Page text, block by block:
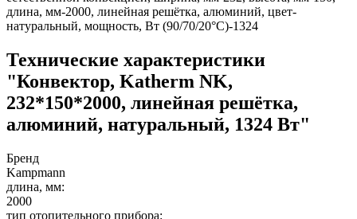
длина, мм-2000, линейная решётка, алюминий, цвет-
натуральный, мощность, Вт (90/70/20°C)-1324
Технические характеристики
"Конвектор, Katherm NK,
232*150*2000, линейная решётка,
алюминий, натуральный, 1324 Вт"
Бренд
Kampmann
длина, мм:
2000
тип отопительного прибора: